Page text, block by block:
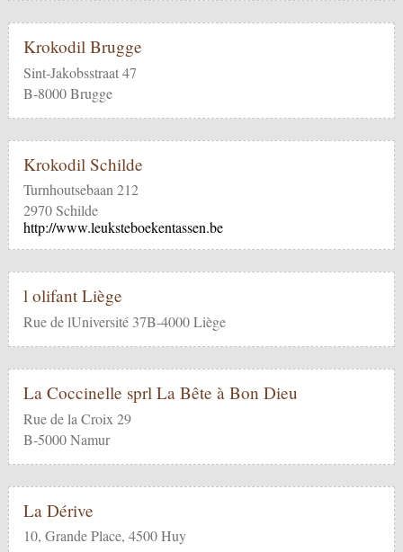
Krokodil Brugge
Sint-Jakobsstraat 47
B-8000 Brugge
Krokodil Schilde
Turnhoutsebaan 212
2970 Schilde
http://www.leuksteboekentassen.be
l olifant Liège
Rue de lUniversité 37B-4000 Liège
La Coccinelle sprl La Bête à Bon Dieu
Rue de la Croix 29
B-5000 Namur
La Dérive
10, Grande Place, 4500 Huy